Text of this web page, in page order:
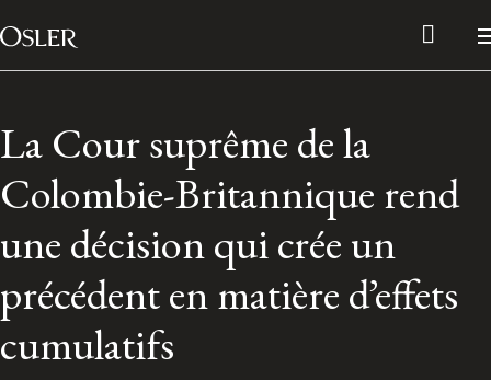
Passer au contenu
Main Navigation
La Cour suprême de la
Colombie-Britannique rend
une décision qui crée un
précédent en matière d’effets
cumulatifs